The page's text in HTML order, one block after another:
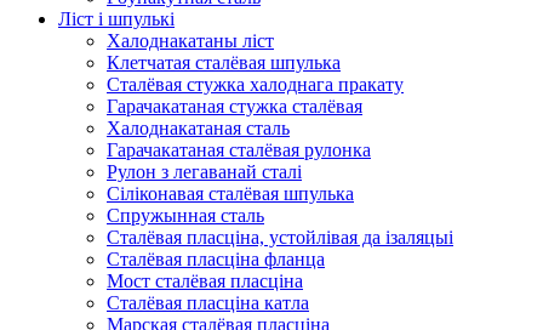
Ліст і шпулькі
Халоднакатаны ліст
Клетчатая сталёвая шпулька
Сталёвая стужка халоднага пракату
Гарачакатаная стужка сталёвая
Халоднакатаная сталь
Гарачакатаная сталёвая рулонка
Рулон з легаванай сталі
Сіліконавая сталёвая шпулька
Спружынная сталь
Сталёвая пласціна, устойлівая да ізаляцыі
Сталёвая пласціна фланца
Мост сталёвая пласціна
Сталёвая пласціна катла
Марская сталёвая пласціна